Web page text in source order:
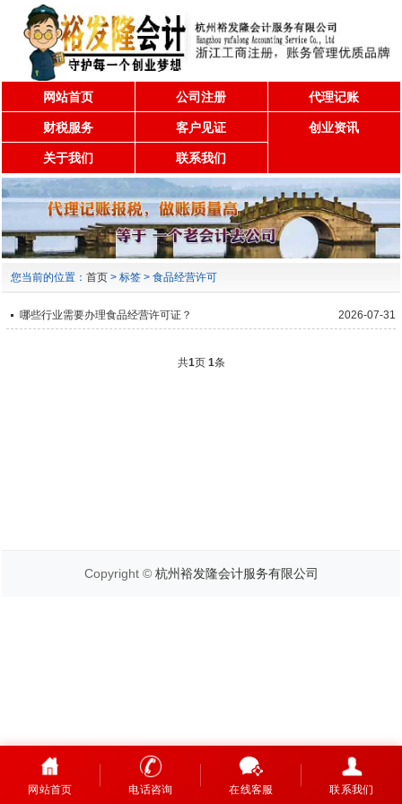
网站首页 公司注册 代理记账
财税服务 客户见证 创业资讯
关于我们 联系我们
您当前的位置： 首页 > 标签 > 食品经营许可
哪些行业需要办理食品经营许可证？ 2026-07-31
共1页 1条
Copyright © 杭州裕发隆会计服务有限公司
网站首页 电话咨询 在线客服 联系我们